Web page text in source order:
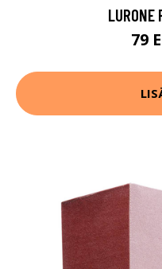
LURONE
79